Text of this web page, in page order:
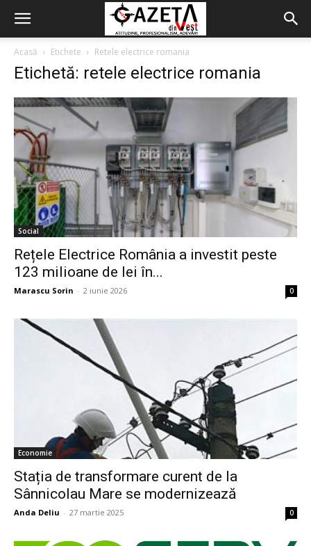
Acasă Etichete Retele electrice romania
Etichetă: retele electrice romania
Social
Rețele Electrice România a investit peste
123 milioane de lei în...
Marascu Sorin - 2 iunie 2026 0
Economie
Stația de transformare curent de la
Sânnicolau Mare se modernizează
Anda Deliu - 27 martie 2025 0